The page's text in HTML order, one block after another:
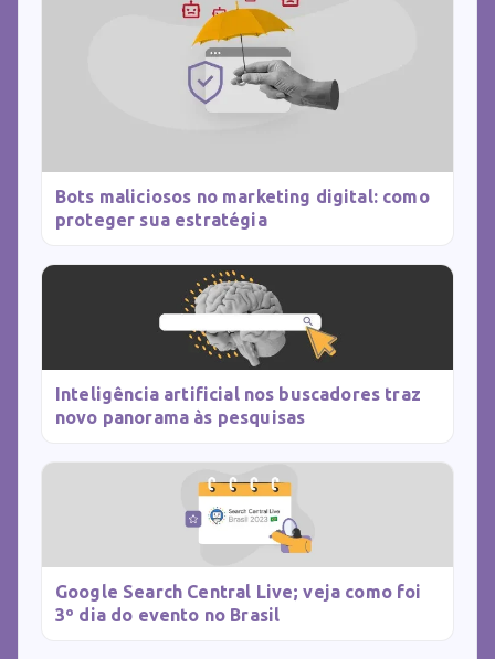
Bots maliciosos no marketing digital: como
proteger sua estratégia
Inteligência artificial nos buscadores traz
novo panorama às pesquisas
Google Search Central Live; veja como foi
3º dia do evento no Brasil